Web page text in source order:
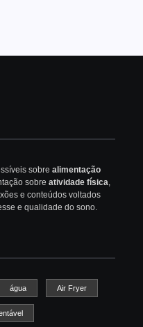
sobre alimentação
sobre atividade física
e conteúdos voltados
e qualidade do sono.
água Air Fryer